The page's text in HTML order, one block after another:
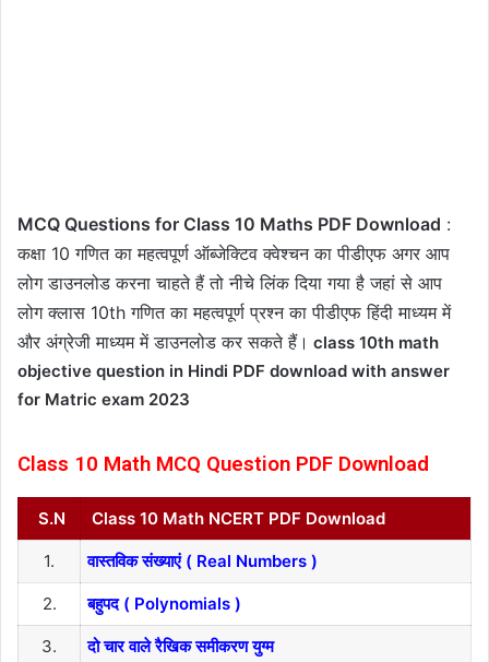
MCQ Questions for Class 10 Maths PDF Download :
कक्षा 10 गणित का महत्वपूर्ण ऑब्जेक्टिव क्वेश्चन का पीडीएफ अगर आप
लोग डाउनलोड करना चाहते हैं तो नीचे लिंक दिया गया है जहां से आप
लोग क्लास 10th गणित का महत्वपूर्ण प्रश्न का पीडीएफ हिंदी माध्यम में
और अंग्रेजी माध्यम में डाउनलोड कर सकते हैं। class 10th math
objective question in Hindi PDF download with answer
for Matric exam 2023
Class 10 Math MCQ Question PDF Download
S.N Class 10 Math NCERT PDF Download
1. वास्तविक संख्याएं ( Real Numbers )
2. बहुपद ( Polynomials )
3. दो चार वाले रैखिक समीकरण युग्म